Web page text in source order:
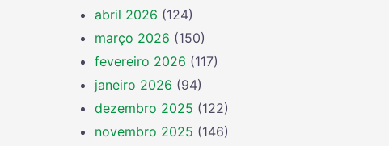
abril 2026 (124)
março 2026 (150)
fevereiro 2026 (117)
janeiro 2026 (94)
dezembro 2025 (122)
novembro 2025 (146)